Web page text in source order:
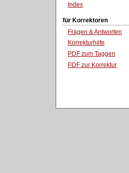
Index
für Korrektoren
Fragen & Antworten
Korrekturhilfe
PDF zum Taggen
PDF zur Korrektur